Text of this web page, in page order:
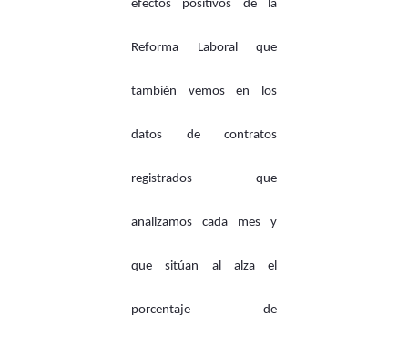
efectos positivos de la
Reforma Laboral que
también vemos en los
datos de contratos
registrados que
analizamos cada mes y
que sitúan al alza el
porcentaje de